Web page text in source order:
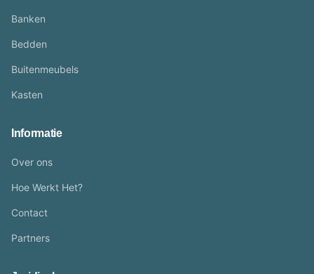
Banken
Bedden
Buitenmeubels
Kasten
Informatie
Over ons
Hoe Werkt Het?
Contact
Partners